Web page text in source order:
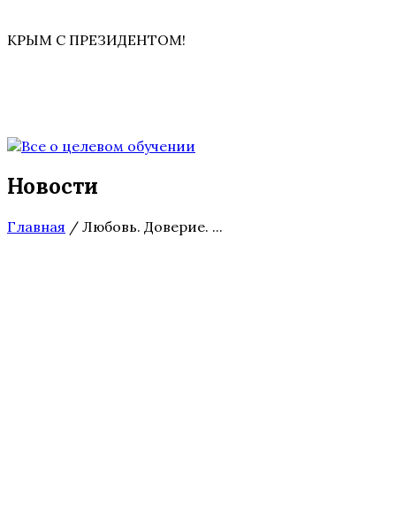
КРЫМ С ПРЕЗИДЕНТОМ!
Новости
Главная / Любовь. Доверие. ...